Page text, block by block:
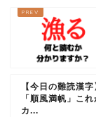
【今日の難読漢
「順風満帆」こ
カ...